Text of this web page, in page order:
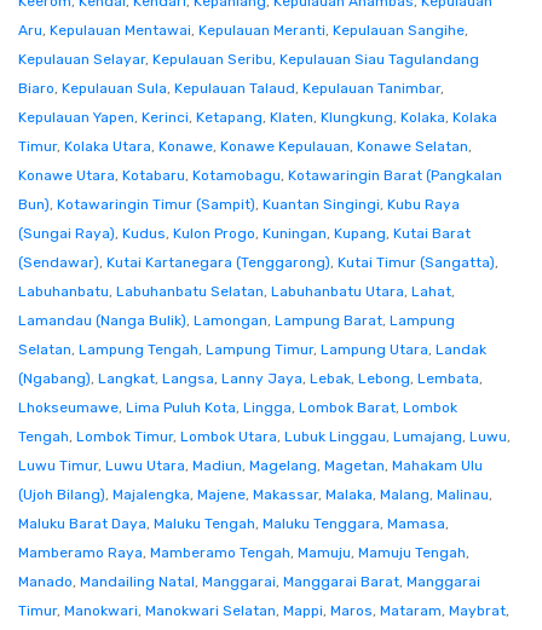
Aru, Kepulauan Mentawai, Kepulauan Meranti, Kepulauan Sangihe,
Kepulauan Selayar, Kepulauan Seribu, Kepulauan Siau Tagulandang
Biaro, Kepulauan Sula, Kepulauan Talaud, Kepulauan Tanimbar,
Kepulauan Yapen, Kerinci, Ketapang, Klaten, Klungkung, Kolaka, Kolaka
Timur, Kolaka Utara, Konawe, Konawe Kepulauan, Konawe Selatan,
Konawe Utara, Kotabaru, Kotamobagu, Kotawaringin Barat (Pangkalan
Bun), Kotawaringin Timur (Sampit), Kuantan Singingi, Kubu Raya
(Sungai Raya), Kudus, Kulon Progo, Kuningan, Kupang, Kutai Barat
(Sendawar), Kutai Kartanegara (Tenggarong), Kutai Timur (Sangatta),
Labuhanbatu, Labuhanbatu Selatan, Labuhanbatu Utara, Lahat,
Lamandau (Nanga Bulik), Lamongan, Lampung Barat, Lampung
Selatan, Lampung Tengah, Lampung Timur, Lampung Utara, Landak
(Ngabang), Langkat, Langsa, Lanny Jaya, Lebak, Lebong, Lembata,
Lhokseumawe, Lima Puluh Kota, Lingga, Lombok Barat, Lombok
Tengah, Lombok Timur, Lombok Utara, Lubuk Linggau, Lumajang, Luwu,
Luwu Timur, Luwu Utara, Madiun, Magelang, Magetan, Mahakam Ulu
(Ujoh Bilang), Majalengka, Majene, Makassar, Malaka, Malang, Malinau,
Maluku Barat Daya, Maluku Tengah, Maluku Tenggara, Mamasa,
Mamberamo Raya, Mamberamo Tengah, Mamuju, Mamuju Tengah,
Manado, Mandailing Natal, Manggarai, Manggarai Barat, Manggarai
Timur, Manokwari, Manokwari Selatan, Mappi, Maros, Mataram, Maybrat,